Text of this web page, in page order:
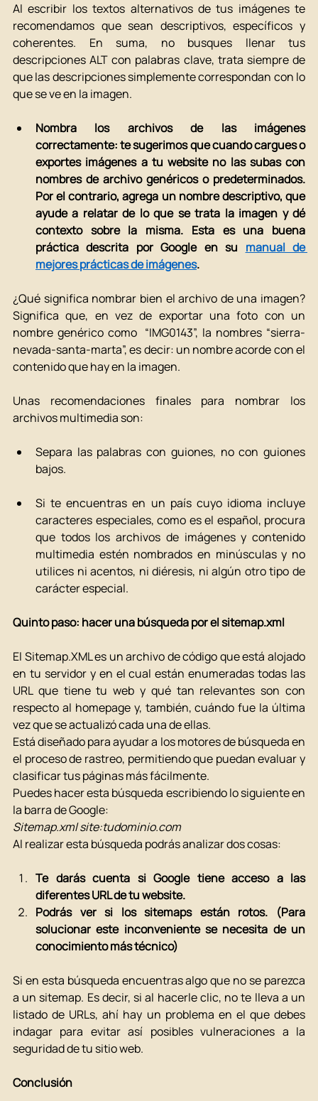
Al escribir los textos alternativos de tus imágenes te
recomendamos que sean descriptivos, específicos y
coherentes. En suma, no busques llenar tus
descripciones ALT con palabras clave, trata siempre de
que las descripciones simplemente correspondan con lo
que se ve en la imagen.
Nombra los archivos de las imágenes
correctamente: te sugerimos que cuando cargues o
exportes imágenes a tu website no las subas con
nombres de archivo genéricos o predeterminados.
Por el contrario, agrega un nombre descriptivo, que
ayude a relatar de lo que se trata la imagen y dé
contexto sobre la misma. Esta es una buena
práctica descrita por Google en su manual de
mejores prácticas de imágenes.
¿Qué significa nombrar bien el archivo de una imagen?
Significa que, en vez de exportar una foto con un
nombre genérico como  “IMG0143”, la nombres “sierra-
nevada-santa-marta”, es decir: un nombre acorde con el
contenido que hay en la imagen.
Unas recomendaciones finales para nombrar los
archivos multimedia son:
Separa las palabras con guiones, no con guiones
bajos.
Si te encuentras en un país cuyo idioma incluye
caracteres especiales, como es el español, procura
que todos los archivos de imágenes y contenido
multimedia estén nombrados en minúsculas y no
utilices ni acentos, ni diéresis, ni algún otro tipo de
carácter especial.
Quinto paso: hacer una búsqueda por el sitemap.xml
El Sitemap.XML es un archivo de código que está alojado
en tu servidor y en el cual están enumeradas todas las
URL que tiene tu web y qué tan relevantes son con
respecto al homepage y, también, cuándo fue la última
vez que se actualizó cada una de ellas.
Está diseñado para ayudar a los motores de búsqueda en
el proceso de rastreo, permitiendo que puedan evaluar y
clasificar tus páginas más fácilmente.
Puedes hacer esta búsqueda escribiendo lo siguiente en
la barra de Google:
Sitemap.xml site:tudominio.com
Al realizar esta búsqueda podrás analizar dos cosas:
Te darás cuenta si Google tiene acceso a las
diferentes URL de tu website.
Podrás ver si los sitemaps están rotos. (Para
solucionar este inconveniente se necesita de un
conocimiento más técnico)
Si en esta búsqueda encuentras algo que no se parezca
a un sitemap. Es decir, si al hacerle clic, no te lleva a un
listado de URLs, ahí hay un problema en el que debes
indagar para evitar así posibles vulneraciones a la
seguridad de tu sitio web.
Conclusión